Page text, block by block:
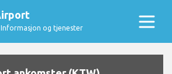
og tjenester